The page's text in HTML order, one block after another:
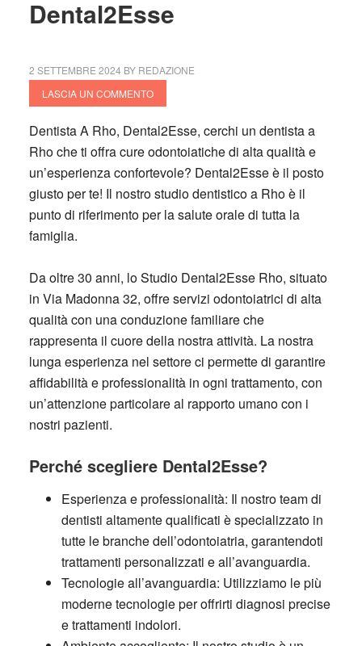
Dental2Esse
2 SETTEMBRE 2024 BY REDAZIONE
LASCIA UN COMMENTO
Dentista A Rho, Dental2Esse, cerchi un dentista a
Rho che ti offra cure odontoiatiche di alta qualità e
un’esperienza confortevole? Dental2Esseè il posto
giusto per te! Il nostro studio dentistico a Rho è il
punto di riferimento per la salute orale di tutta la
famiglia.
Da oltre 30 anni, lo Studio Dental2Esse Rho, situato
in Via Madonna 32, offre servizi odontoiatrici di alta
qualità con una conduzione familiare che
rappresenta il cuore della nostra attività. La nostra
lunga esperienza nel settore ci permette di garantire
affidabilità e professionalità in ogni trattamento, con
un’attenzione particolare al rapporto umano con i
nostri pazienti.
Perché scegliere Dental2Esse?
Esperienza e professionalità: Il nostro team di
dentisti altamente qualificati è specializzato in
tutte le branche dell’odontoiatria, garantendoti
trattamenti personalizzati e all’avanguardia.
Tecnologie all’avanguardia: Utilizziamo le più
moderne tecnologie per offrirti diagnosi precise
e trattamenti indolori.